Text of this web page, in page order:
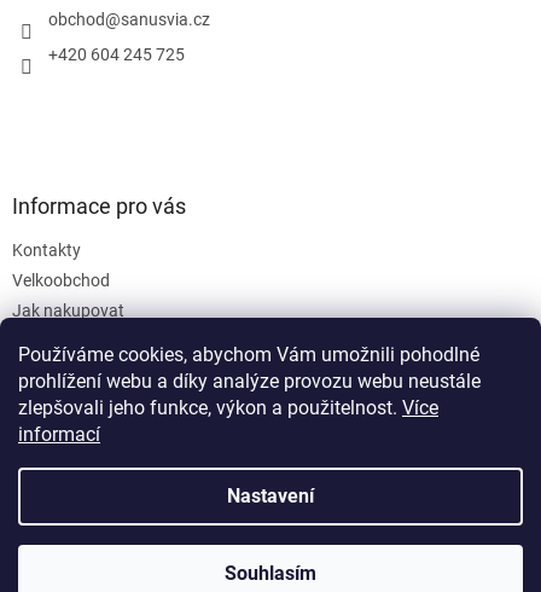
Používáme cookies, abychom Vám umožnili pohodlné
prohlížení webu a díky analýze provozu webu neustále
zlepšovali jeho funkce, výkon a použitelnost. Více
informací
Nastavení
Souhlasím
obchod@sanusvia.cz
+420 604 245 725
Informace pro vás
Kontakty
Velkoobchod
Jak nakupovat
Podmínky ochrany osobních údajů
Vytvořil Shoptet
SanusVia. Všechna práva vyhrazena.